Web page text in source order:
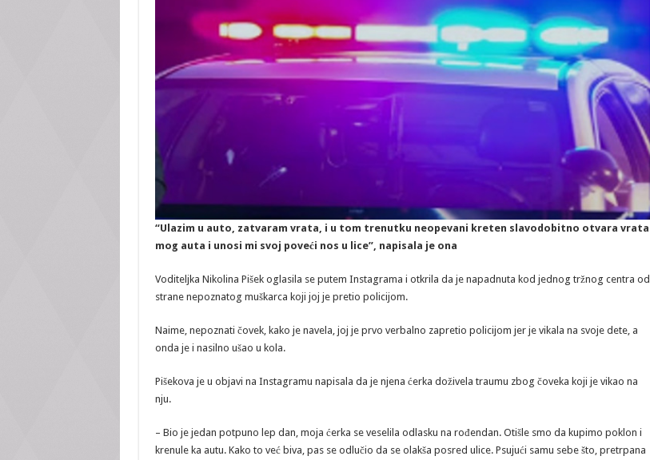
“Ulazim u auto, zatvaram vrata, i u tom trenutku neopevani kreten slavodobitno otvara vrata
mog auta i unosi mi svoj poveći nos u lice”, napisala je ona
Voditeljka Nikolina Pišek oglasila se putem Instagrama i otkrila da je napadnuta kod jednog tržnog centra od
strane nepoznatog muškarca koji joj je pretio policijom.
Naime, nepoznati čovek, kako je navela, joj je prvo verbalno zapretio policijom jer je vikala na svoje dete, a
onda je i nasilno ušao u kola.
Pišekova je u objavi na Instagramu napisala da je njena ćerka doživela traumu zbog čoveka koji je vikao na
nju.
– Bio je jedan potpuno lep dan, moja ćerka se veselila odlasku na rođendan. Otišle smo da kupimo poklon i
krenule ka autu. Kako to već biva, pas se odlučio da se olakša posred ulice. Psujući samu sebe što, pretrpana